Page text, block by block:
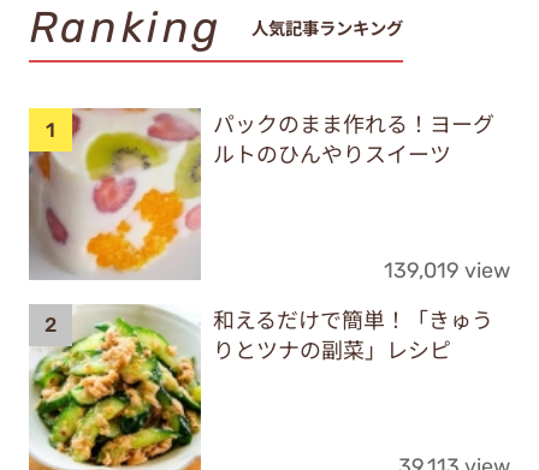
Ranking 人気記事ランキング
パックのまま作れる！ヨーグ
ルトのひんやりスイーツ
139,019 view
和えるだけで簡単！「きゅう
りとツナの副菜」レシピ